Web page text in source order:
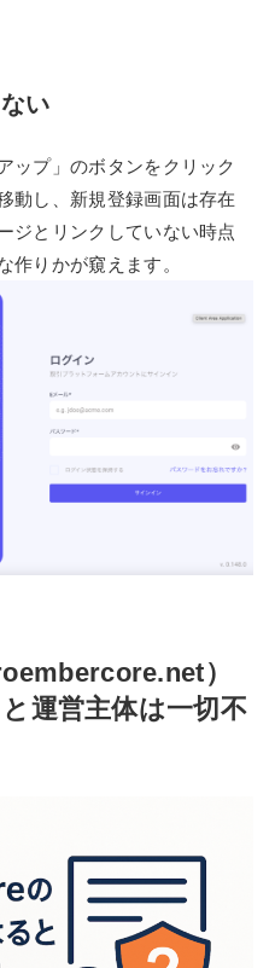
い
ップ」のボタンをクリック
動し、新規登録画面は存在
ジとリンクしていない時点
作りかが窺えます。
）
運営主体は一切不